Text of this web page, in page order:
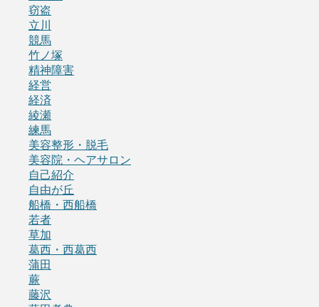
窃盗
立川
競馬
竹ノ塚
精神障害
経営
経済
綾瀬
練馬
美容整形・脱毛
美容院・ヘアサロン
自己紹介
自由が丘
船橋・西船橋
若者
草加
葛西・西葛西
蒲田
蕨
藤沢